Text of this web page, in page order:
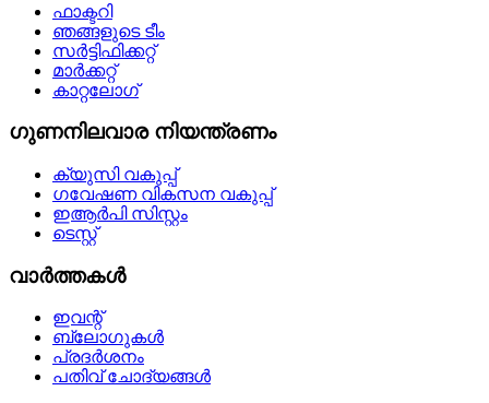
ഫാക്ടറി
ഞങ്ങളുടെ ടീം
സർട്ടിഫിക്കറ്റ്
മാർക്കറ്റ്
കാറ്റലോഗ്
ഗുണനിലവാര നിയന്ത്രണം
ക്യുസി വകുപ്പ്
ഗവേഷണ വികസന വകുപ്പ്
ഇആർപി സിസ്റ്റം
ടെസ്റ്റ്
വാർത്തകൾ
ഇവന്റ്
ബ്ലോഗുകൾ
പ്രദർശനം
പതിവ് ചോദ്യങ്ങൾ